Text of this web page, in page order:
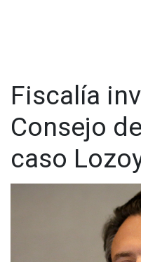
Fiscalía
Consejo
caso